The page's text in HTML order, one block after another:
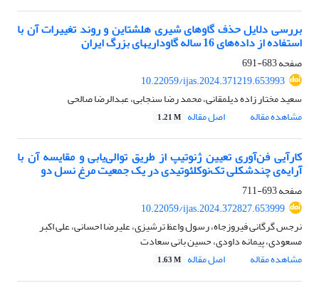
بررسی دلایل حذف گاوهای شیری هلشتاین و روند تغییرات آن با
استفاده از داده‌های 16 ساله گاوداری͏های بزرگ ایران
صفحه683-691
10.22059/ijas.2024.371219.653993
سعید مختار زاده دیلمقانی، محمد رضا سنجابی، عبدالرضا صالحی
مشاهده مقاله
اصل مقاله 1.21 M
کارآیی فن‌آوری تعیین ژنوتیپ از طریق توالی‌یابی و مقایسه آن با
آرایه‌ی چندشکلی تک‌نوکلئوتیدی در یک جمعیت مرغ نسل دو
صفحه693-711
10.22059/ijas.2024.372827.653999
نرجس گرگانی فیروزجاه، رسول واعظ ترشیزی، علیرضا احسانی، علی اکبر
مسعودی، پیمانه داودی، حسین بانی سعادت
مشاهده مقاله
اصل مقاله 1.63 M